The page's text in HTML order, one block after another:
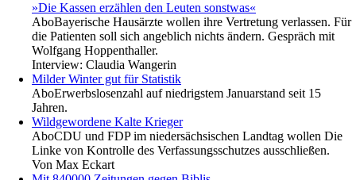
»Die Kassen erzählen den Leuten sonstwas«
AboBayerische Hausärzte wollen ihre Vertretung verlassen. Für
die Patienten soll sich angeblich nichts ändern. Gespräch mit
Wolfgang Hoppenthaller.
Interview: Claudia Wangerin
Milder Winter gut für Statistik
AboErwerbslosenzahl auf niedrigstem Januarstand seit 15
Jahren.
Wildgewordene Kalte Krieger
AboCDU und FDP im niedersächsischen Landtag wollen Die
Linke von Kontrolle des Verfassungsschutzes ausschließen.
Von Max Eckart